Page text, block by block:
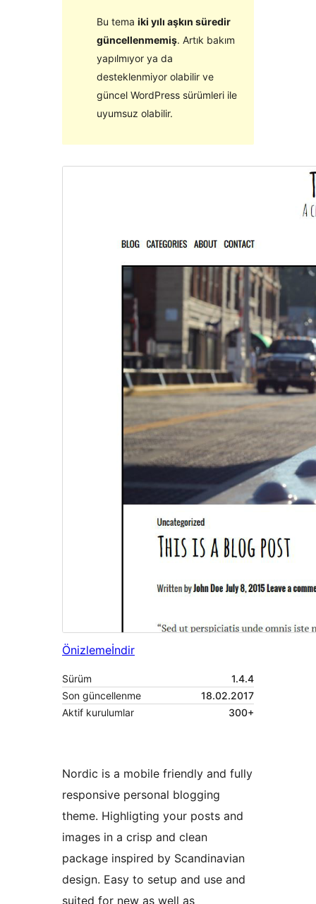
Bu tema iki yılı aşkın süredir
güncellenmemiş. Artık bakım
yapılmıyor ya da
desteklenmiyor olabilir ve
güncel WordPress sürümleri ile
uyumsuz olabilir.
Önizlemeİndir
Sürüm
1.4.4
Son güncellenme
18.02.2017
Aktif kurulumlar
300+
Nordic is a mobile friendly and fully
responsive personal blogging
theme. Highligting your posts and
images in a crisp and clean
package inspired by Scandinavian
design. Easy to setup and use and
suited for new as well as